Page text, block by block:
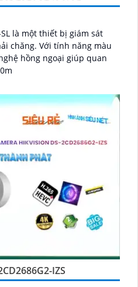
SL là một thiết bị giám sát
năng màu
hồng ngoại giúp quan
IZS